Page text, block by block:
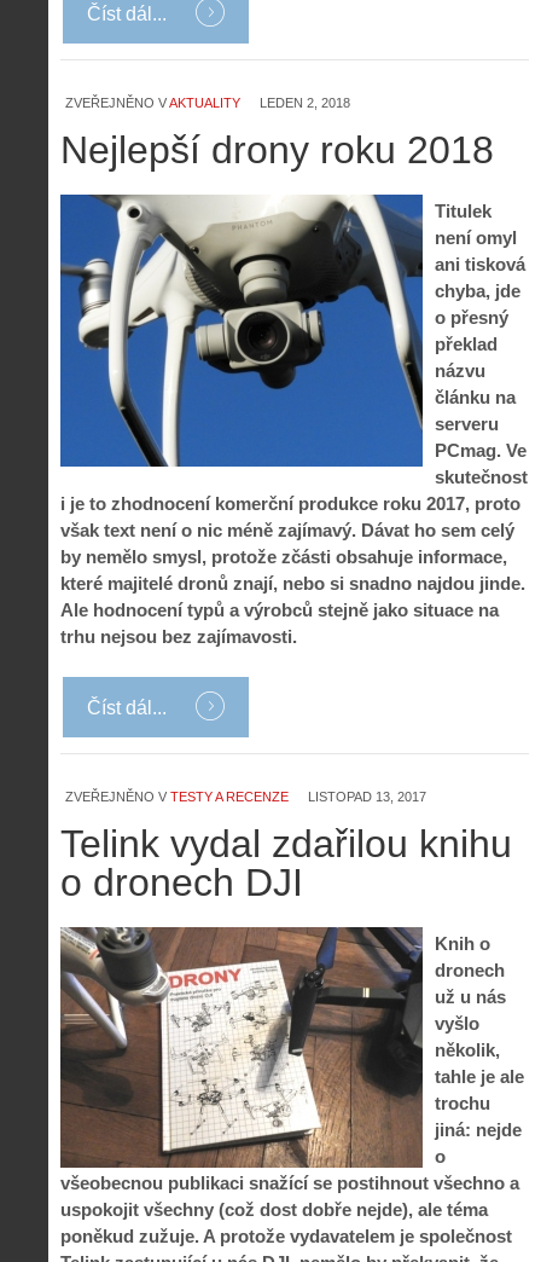
Číst dál...
ZVEŘEJNĚNO VAKTUALITY LEDEN 2, 2018
Nejlepší drony roku 2018
Titulek
není omyl
ani tisková
chyba, jde
o přesný
překlad
názvu
článku na
serveru
PCmag. Ve
skutečnost
i je to zhodnocení komerční produkce roku 2017, proto
však text není o nic méně zajímavý. Dávat ho sem celý
by nemělo smysl, protože zčásti obsahuje informace,
které majitelé dronů znají, nebo si snadno najdou jinde.
Ale hodnocení typů a výrobců stejně jako situace na
trhu nejsou bez zajímavosti.
Číst dál...
ZVEŘEJNĚNO V TESTY A RECENZE LISTOPAD 13, 2017
Telink vydal zdařilou knihu
o dronech DJI
Knih o
dronech
už u nás
vyšlo
několik,
tahle je ale
trochu
jiná: nejde
o
všeobecnou publikaci snažící se postihnout všechno a
uspokojit všechny (což dost dobře nejde), ale téma
poněkud zužuje. A protože vydavatelem je společnost